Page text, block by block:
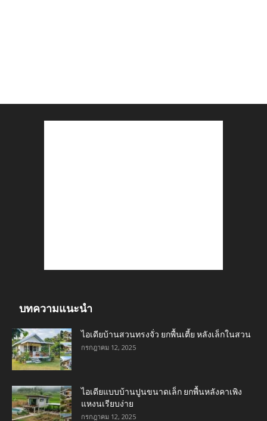
บทความแนะนำ
ไอเดียบ้านสวนทรงจั่ว ยกพื้นเตี้ย หลังเล็กในสวน
กรกฎาคม 12, 2025
ไอเดียแบบบ้านปูนขนาดเล็ก ยกพื้นหลังคาเพิง
แหงนเรียบง่าย
กรกฎาคม 12, 2025